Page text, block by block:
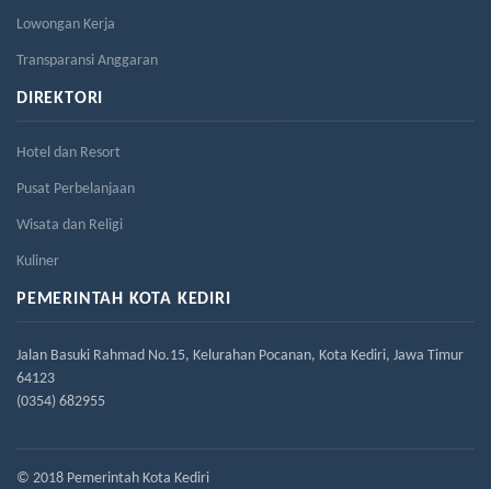
Lowongan Kerja
Transparansi Anggaran
DIREKTORI
Hotel dan Resort
Pusat Perbelanjaan
Wisata dan Religi
Kuliner
PEMERINTAH KOTA KEDIRI
Jalan Basuki Rahmad No.15, Kelurahan Pocanan, Kota Kediri, Jawa Timur
64123
(0354) 682955
© 2018 Pemerintah Kota Kediri